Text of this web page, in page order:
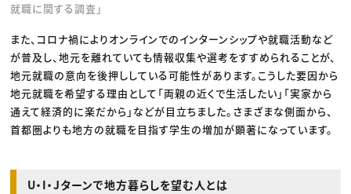
就職に関する調査」
また、コロナ禍によりオンラインでのインターンシップや就職活動など
が普及し、地元を離れていても情報収集や選考をすすめられることが、
地元就職の意向を後押ししている可能性があります。こうした要因から
地元就職を希望する理由として「両親の近くで生活したい」「実家から
通えて経済的に楽だから」などが目立ちました。さまざまな側面から、
首都圏よりも地方の就職を目指す学生の増加が顕著になっています。
U・I・Jターンで地方暮らしを望む人とは